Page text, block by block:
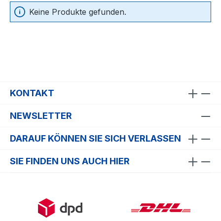
Keine Produkte gefunden.
KONTAKT
NEWSLETTER
DARAUF KÖNNEN SIE SICH VERLASSEN
SIE FINDEN UNS AUCH HIER